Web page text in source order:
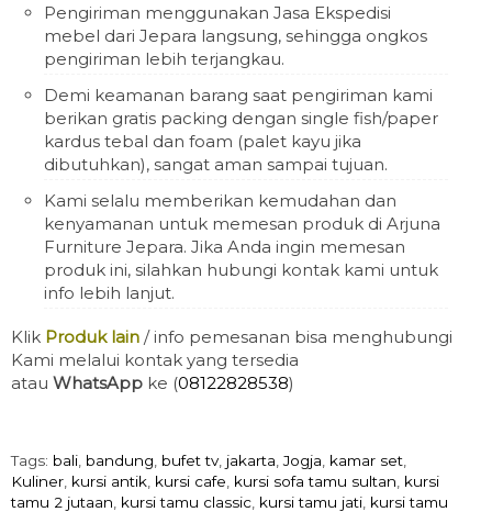
Pengiriman menggunakan Jasa Ekspedisi
mebel dari Jepara langsung, sehingga ongkos
pengiriman lebih terjangkau.
Demi keamanan barang saat pengiriman kami
berikan gratis packing dengan single fish/paper
kardus tebal dan foam (palet kayu jika
dibutuhkan), sangat aman sampai tujuan.
Kami selalu memberikan kemudahan dan
kenyamanan untuk memesan produk di Arjuna
Furniture Jepara. Jika Anda ingin memesan
produk ini, silahkan hubungi kontak kami untuk
info lebih lanjut.
Klik Produk lain / info pemesanan bisa menghubungi
Kami melalui kontak yang tersedia
atau WhatsApp ke (08122828538)
Tags: bali bandung bufet tv, jakarta ,Jogja kamar set
Kuliner kursi antik kursi cafe kursi sofa tamu sultan kursi
tamu 2 jutaan kursi tamu classic kursi tamu jati kursi tamu